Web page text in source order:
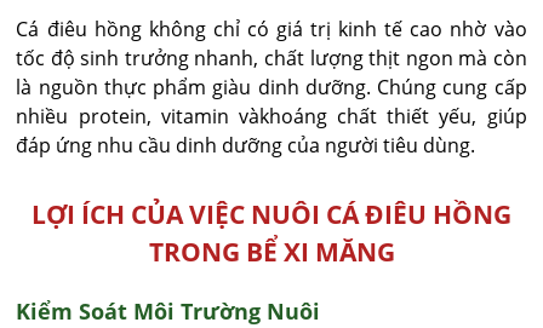
Cá điêu hồng không chỉ có giá trị kinh tế cao nhờ vào
tốc độ sinh trưởng nhanh, chất lượng thịt ngon mà còn
là nguồn thực phẩm giàu dinh dưỡng. Chúng cung cấp
nhiều protein, vitamin vàkhoáng chất thiết yếu, giúp
đáp ứng nhu cầu dinh dưỡng của người tiêu dùng.
LỢI ÍCH CỦA VIỆC NUÔI CÁ ĐIÊU HỒNG
TRONG BỂ XI MĂNG
Kiểm Soát Môi Trường Nuôi